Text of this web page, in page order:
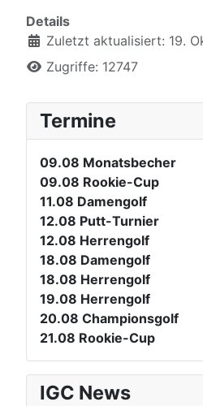
Details
Zuletzt aktualisiert: 19.
Zugriffe: 12747
Termine
09.08 Monatsbecher
09.08 Rookie-Cup
11.08 Damengolf
12.08 Putt-Turnier
12.08 Herrengolf
18.08 Damengolf
18.08 Herrengolf
19.08 Herrengolf
20.08 Championsgolf
21.08 Rookie-Cup
IGC News